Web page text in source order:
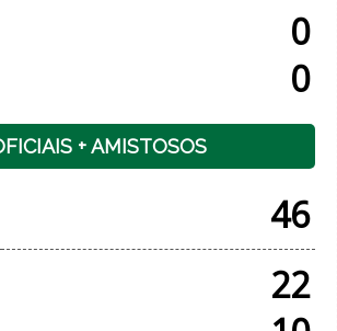
0
0
+ AMISTOSOS
46
22